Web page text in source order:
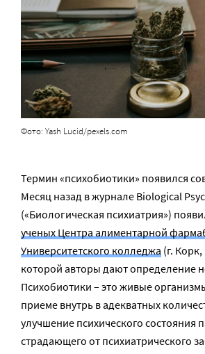
Фото: Yash Lucid/pexels.com
Термин «психобиотики» появился
Месяц назад в журнале Biological
(«Биологическая психиатрия»)
ученых Центра алиментарной
Университетского колледжа (г.
которой авторы дают определение
Психобиотики – это живые
приеме внутрь в адекватных
улучшение психического состояния
страдающего от психиатрического